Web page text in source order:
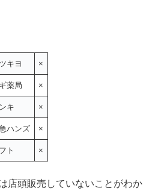
キヨ ×
薬局 ×
キ ×
ハンズ ×
ト ×
店頭販売していないことがわか